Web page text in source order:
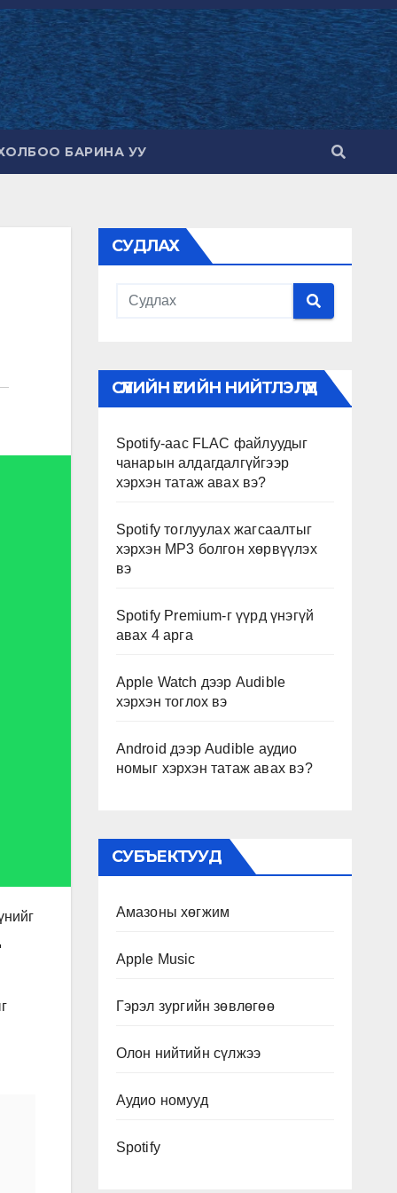
БАРИНА УУ
СУДЛАХ
СҮҮЛИЙН ҮЕИЙН НИЙТЛЭЛҮҮД
Spotify-аас FLAC файлуудыг
чанарын алдагдалгүйгээр
хэрхэн татаж авах вэ?
Spotify тоглуулах жагсаалтыг
хэрхэн MP3 болгон хөрвүүлэх
вэ
Spotify Premium-г үүрд үнэгүй
авах 4 арга
Apple Watch дээр Audible
хэрхэн тоглох вэ
Android дээр Audible аудио
номыг хэрхэн татаж авах вэ?
СУБЪЕКТУУД
Амазоны хөгжим
Apple Music
Гэрэл зургийн зөвлөгөө
Олон нийтийн сүлжээ
Аудио номууд
Spotify